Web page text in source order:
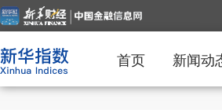
首页 新闻动